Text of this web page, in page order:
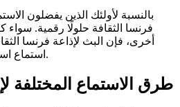
بالنسبة لأولئك الذين يفضلون
فرنسا الثقافة حلولًا رقمية.
أخرى، فإن البث لإذاعة فرنسا
استماع استثنائية في جميع أنحاء فرنسا.
طرق الاستماع المختلفة